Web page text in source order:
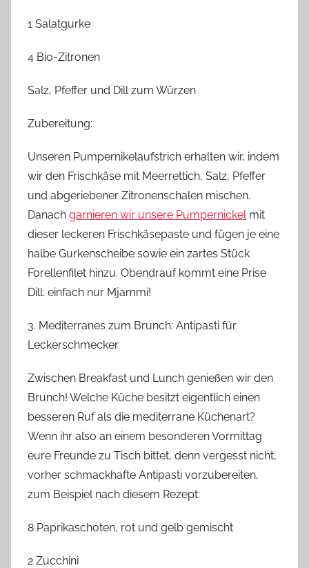
1 Salatgurke
4 Bio-Zitronen
Salz, Pfeffer und Dill zum Würzen
Zubereitung:
Unseren Pumpernikelaufstrich erhalten wir, indem
wir den Frischkäse mit Meerrettich, Salz, Pfeffer
und abgeriebener Zitronenschalen mischen.
Danach garnieren wir unsere Pumpernickel mit
dieser leckeren Frischkäsepaste und fügen je eine
halbe Gurkenscheibe sowie ein zartes Stück
Forellenfilet hinzu. Obendrauf kommt eine Prise
Dill: einfach nur Mjammi!
3. Mediterranes zum Brunch: Antipasti für
Leckerschmecker
Zwischen Breakfast und Lunch genießen wir den
Brunch! Welche Küche besitzt eigentlich einen
besseren Ruf als die mediterrane Küchenart?
Wenn ihr also an einem besonderen Vormittag
eure Freunde zu Tisch bittet, denn vergesst nicht,
vorher schmackhafte Antipasti vorzubereiten,
zum Beispiel nach diesem Rezept:
8 Paprikaschoten, rot und gelb gemischt
2 Zucchini